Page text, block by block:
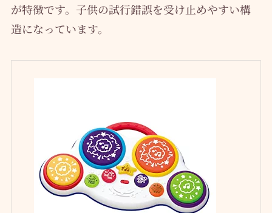
が特徴です。子供の試行錯誤を受け止めやすい構
造になっています。